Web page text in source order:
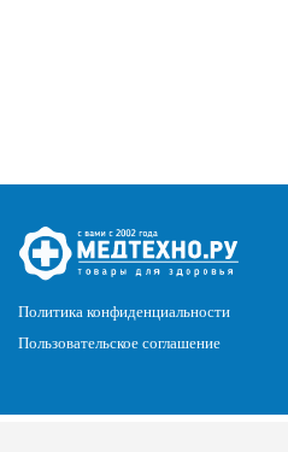
Политика конфиденциальности
Пользовательское соглашение